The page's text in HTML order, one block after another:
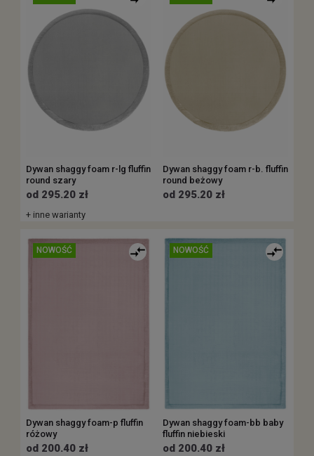
Dywan shaggy foam r-lg fluffin
round szary
od 295.20 zł
+ inne warianty
Dywan shaggy foam r-b. fluffin
round beżowy
od 295.20 zł
NOWOŚĆ
Dywan shaggy foam-p fluffin
różowy
od 200.40 zł
NOWOŚĆ
Dywan shaggy foam-bb baby
fluffin niebieski
od 200.40 zł